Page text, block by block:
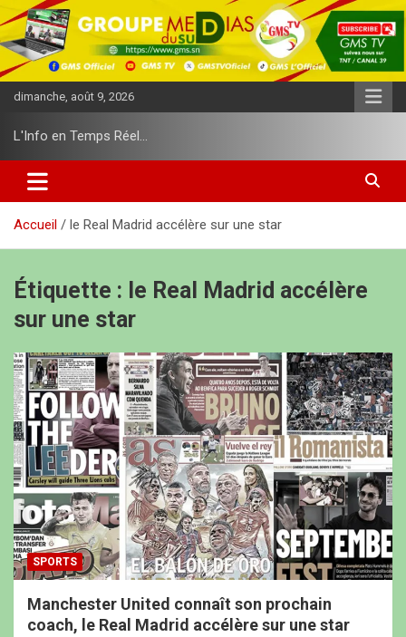
l
l
e
r
o
t
dimanche, août 9, 2026
L'Info en Temps Réel…
Accueil le Real Madrid accélère sur une star
Étiquette : le Real Madrid accélère
sur une star
SPORTS
Manchester United connaît son prochain
coach, le Real Madrid accélère sur une star